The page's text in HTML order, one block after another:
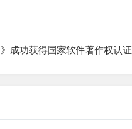
成功获得国家软件著作权认证